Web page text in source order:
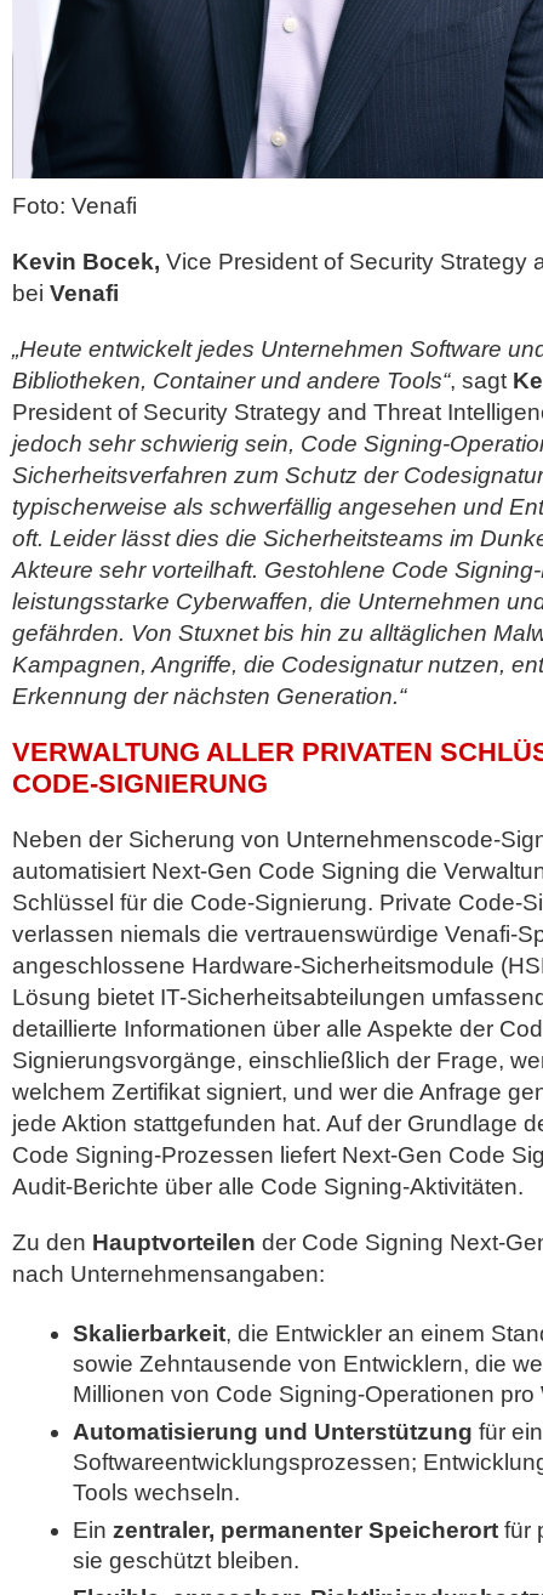
Foto: Venafi
Kevin Bocek, Vice President of Security Strategy
bei Venafi
„Heute entwickelt jedes Unternehmen Software
Bibliotheken, Container und andere Tools“, sagt
President of Security Strategy and Threat
jedoch sehr schwierig sein, Code Signing-
Sicherheitsverfahren zum Schutz der
typischerweise als schwerfällig angesehen und
oft. Leider lässt dies die Sicherheitsteams im
Akteure sehr vorteilhaft. Gestohlene Code
leistungsstarke Cyberwaffen, die Unternehmen
gefährden. Von Stuxnet bis hin zu alltäglichen
Kampagnen, Angriffe, die Codesignatur nutzen,
Erkennung der nächsten Generation.“
VERWALTUNG ALLER PRIVATEN
CODE-SIGNIERUNG
Neben der Sicherung von Unternehmenscode-
automatisiert Next-Gen Code Signing die
Schlüssel für die Code-Signierung. Private Code-
verlassen niemals die vertrauenswürdige Venafi-
angeschlossene Hardware-Sicherheitsmodule
Lösung bietet IT-Sicherheitsabteilungen
detaillierte Informationen über alle Aspekte der
Signierungsvorgänge, einschließlich der Frage,
welchem Zertifikat signiert, und wer die Anfrage
jede Aktion stattgefunden hat. Auf der Grundlage
Code Signing-Prozessen liefert Next-Gen Code
Audit-Berichte über alle Code Signing-Aktivitäten.
Zu den Hauptvorteilen der Code Signing Next-
nach Unternehmensangaben:
Skalierbarkeit, die Entwickler an einem
sowie Zehntausende von Entwicklern, die
Millionen von Code Signing-Operationen
Automatisierung und Unterstützung für
Softwareentwicklungsprozessen;
Tools wechseln.
Ein zentraler, permanenter Speicherort für
sie geschützt bleiben.